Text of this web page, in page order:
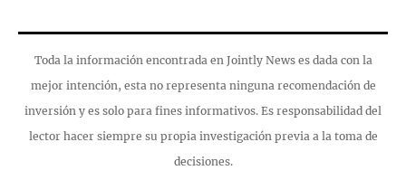
Toda la información encontrada en Jointly News es dada con la
mejor intención, esta no representa ninguna recomendación de
inversión y es solo para fines informativos. Es responsabilidad del
lector hacer siempre su propia investigación previa a la toma de
decisiones.